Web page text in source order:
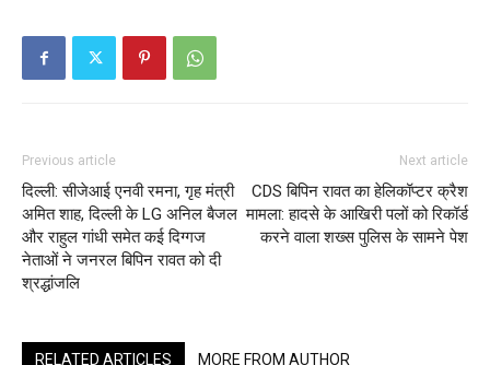
Previous article
दिल्ली: सीजेआई एनवी रमना, गृह मंत्री
अमित शाह, दिल्ली के LG अनिल बैजल
और राहुल गांधी समेत कई दिग्गज
नेताओं ने जनरल बिपिन रावत को दी
श्रद्धांजलि
Next article
CDS बिपिन रावत का हेलिकॉप्टर क्रैश
मामला: हादसे के आखिरी पलों को रिकॉर्ड
करने वाला शख्स पुलिस के सामने पेश
RELATED ARTICLES MORE FROM AUTHOR